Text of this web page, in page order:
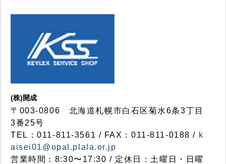
(株)開成
〒003-0806 北海道札幌市白石区菊水6条3丁目
3番25号
TEL：011-811-3561 / FAX：011-811-0188 / k
aisei01@opal.plala.or.jp
営業時間：8:30〜17:30 / 定休日：土曜日・日曜